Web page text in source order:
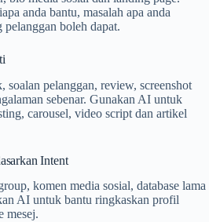
anda bantu, masalah apa anda
pelanggan boleh dapat.
pelanggan, review, screenshot
sebenar. Gunakan AI untuk
carousel, video script dan artikel
Intent
komen media sosial, database lama
AI untuk bantu ringkaskan profil
mesej.